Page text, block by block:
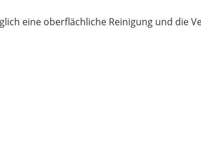
eine oberflächliche Reinigung und die